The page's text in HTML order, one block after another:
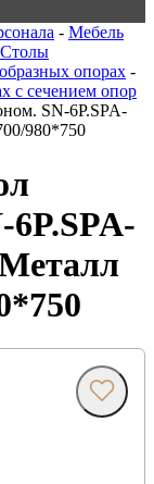
- Мебель
Столы
опорах -
с сечением опор
SN-6P.SPA-
980*750
6P.SPA-